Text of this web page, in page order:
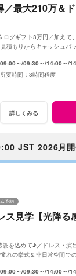
最大210万＆
ログギフト3万円／加えて
積もりからキャッシュバ
09:00～ 09:30～ 14:00～
3時間程度
詳しくみる
JST 2026月開
ス見学【光降る
予約
謝を込めて♪／ドレス・
れの挙式＆非日常空間で
09:00～ 09:30～ 14:00～